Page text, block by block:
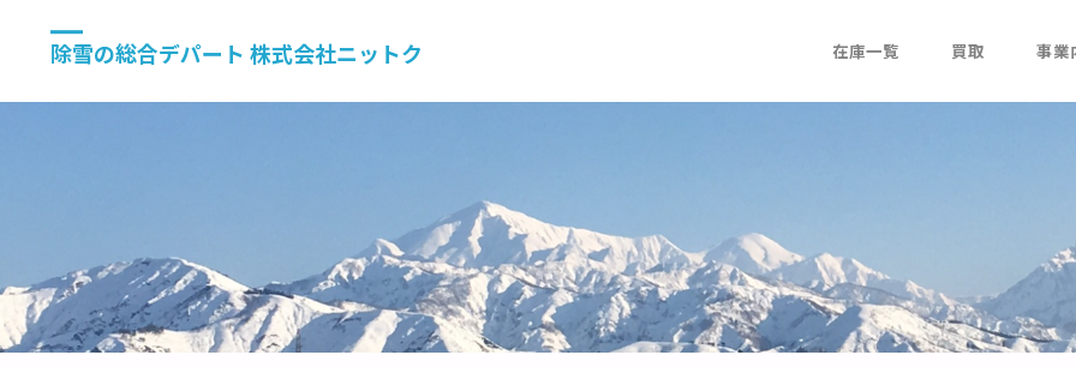
除雪の総合デパート 株式会社ニットク 在庫一覧 買取 事業